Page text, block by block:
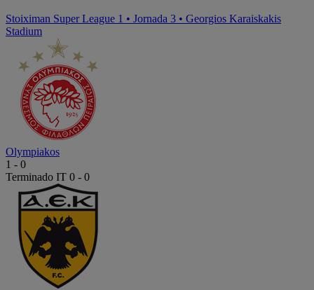
Stoiximan Super League 1 • Jornada 3 • Georgios Karaiskakis
Stadium
Olympiakos
1 - 0
Terminado IT 0 - 0